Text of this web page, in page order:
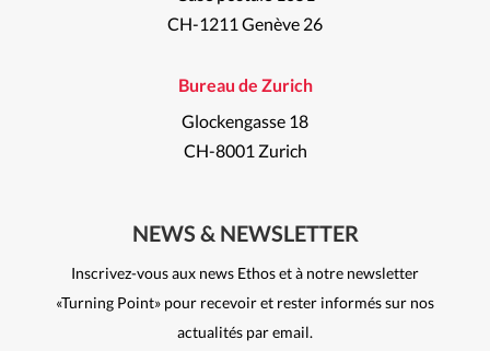
CH-1211 Genève 26
Bureau de Zurich
Glockengasse 18
CH-8001 Zurich
NEWS & NEWSLETTER
Inscrivez-vous aux news Ethos et à notre newsletter
«Turning Point» pour recevoir et rester informés sur nos
actualités par email.